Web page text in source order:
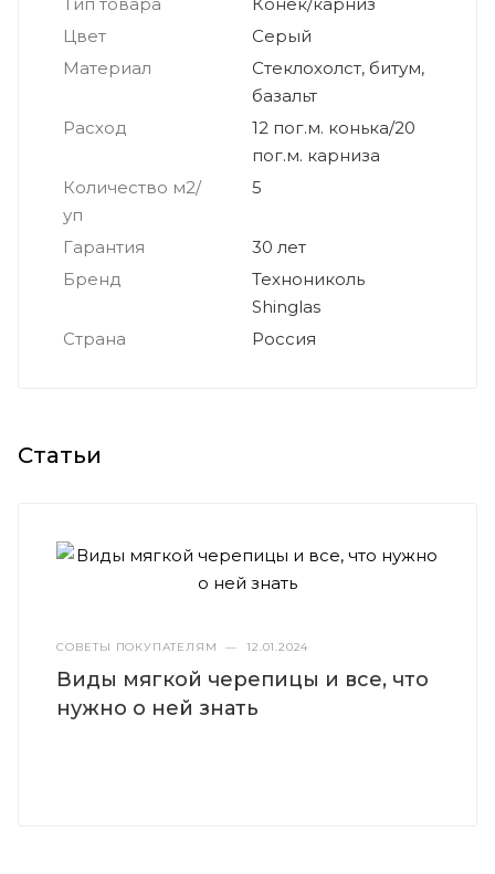
Цвет
Серый
Материал
Стеклохолст, битум,
базальт
Расход
12 пог.м. конька/20
пог.м. карниза
Количество м2/
уп
5
Гарантия
30 лет
Бренд
Технониколь
Shinglas
Страна
Россия
Статьи
СОВЕТЫ ПОКУПАТЕЛЯМ — 12.01.2024
Виды мягкой черепицы и все, что
нужно о ней знать